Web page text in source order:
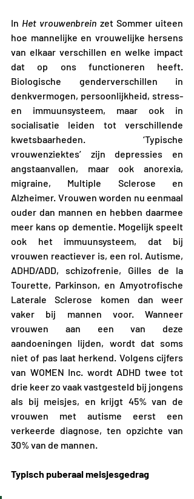
In Het vrouwenbrein zet Sommer uiteen
hoe mannelijke en vrouwelijke hersens
van elkaar verschillen en welke impact
dat op ons functioneren heeft.
Biologische genderverschillen in
denkvermogen, persoonlijkheid, stress-
en immuunsysteem, maar ook in
socialisatie leiden tot verschillende
kwetsbaarheden. ‘Typische
vrouwenziektes’ zijn depressies en
angstaanvallen, maar ook anorexia,
migraine, Multiple Sclerose en
Alzheimer. Vrouwen worden nu eenmaal
ouder dan mannen en hebben daarmee
meer kans op dementie. Mogelijk speelt
ook het immuunsysteem, dat bij
vrouwen reactiever is, een rol. Autisme,
ADHD/ADD, schizofrenie, Gilles de la
Tourette, Parkinson, en Amyotrofische
Laterale Sclerose komen dan weer
vaker bij mannen voor. Wanneer
vrouwen aan een van deze
aandoeningen lijden, wordt dat soms
niet of pas laat herkend. Volgens cijfers
van WOMEN Inc. wordt ADHD twee tot
drie keer zo vaak vastgesteld bij jongens
als bij meisjes, en krijgt 45% van de
vrouwen met autisme eerst een
verkeerde diagnose, ten opzichte van
30% van de mannen.
Typisch puberaal meisjesgedrag